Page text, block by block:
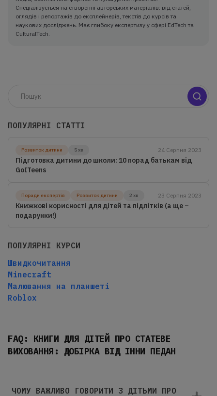
Спеціалізується на створенні авторських матеріалів: від статей,
оглядів і репортажів до експлейнерів, текстів до курсів та
наукових досліджень. Має глибоку експертизу у сфері EdTech та
CulturalTech.
ПОПУЛЯРНІ СТАТТІ
Розвиток дитини 5 хв 24 Серпня 2023
Підготовка дитини до школи: 10 порад батькам від
GoITeens
Поради експертів Розвиток дитини 2 хв 23 Серпня 2023
Книжкові корисності для дітей та підлітків (а ще –
подарунки!)
ПОПУЛЯРНІ КУРСИ
Швидкочитання
Minecraft
Малювання на планшеті
Roblox
FAQ: КНИГИ ДЛЯ ДІТЕЙ ПРО СТАТЕВЕ
ВИХОВАННЯ: ДОБІРКА ВІД ІННИ ПЕДАН
ЧОМУ ВАЖЛИВО ГОВОРИТИ З ДІТЬМИ ПРО